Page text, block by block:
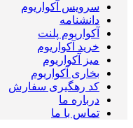
سرویس آکواریوم
دانشنامه
آکواریوم پلنت
خرید آکواریوم
میز آکواریوم
بخاری آکواریوم
کد رهگیری سفارش
درباره ما
تماس با ما